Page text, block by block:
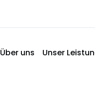
Über uns Unser